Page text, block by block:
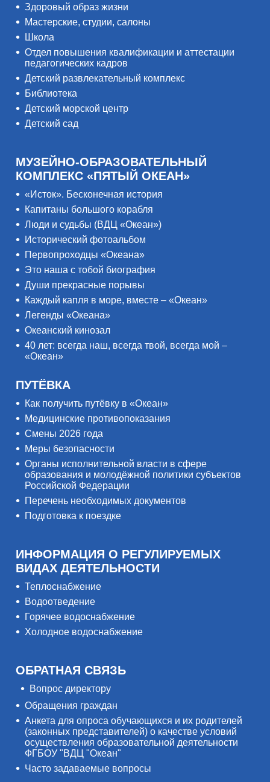
Здоровый образ жизни
Мастерские, студии, салоны
Школа
Отдел повышения квалификации и аттестации
педагогических кадров
Детский развлекательный комплекс
Библиотека
Детский морской центр
Детский сад
МУЗЕЙНО-ОБРАЗОВАТЕЛЬНЫЙ
КОМПЛЕКС «ПЯТЫЙ ОКЕАН»
«Исток». Бесконечная история
Капитаны большого корабля
Люди и судьбы (ВДЦ «Океан»)
Исторический фотоальбом
Первопроходцы «Океана»
Это наша с тобой биография
Души прекрасные порывы
Каждый капля в море, вместе – «Океан»
Легенды «Океана»
Океанский кинозал
40 лет: всегда наш, всегда твой, всегда мой –
«Океан»
ПУТЁВКА
Как получить путёвку в «Океан»
Медицинские противопоказания
Смены 2026 года
Меры безопасности
Органы исполнительной власти в сфере
образования и молодёжной политики субъектов
Российской Федерации
Перечень необходимых документов
Подготовка к поездке
ИНФОРМАЦИЯ О РЕГУЛИРУЕМЫХ
ВИДАХ ДЕЯТЕЛЬНОСТИ
Теплоснабжение
Водоотведение
Горячее водоснабжение
Холодное водоснабжение
ОБРАТНАЯ СВЯЗЬ
Вопрос директору
Обращения граждан
Анкета для опроса обучающихся и их родителей
(законных представителей) о качестве условий
осуществления образовательной деятельности
ФГБОУ "ВДЦ "Океан"
Часто задаваемые вопросы